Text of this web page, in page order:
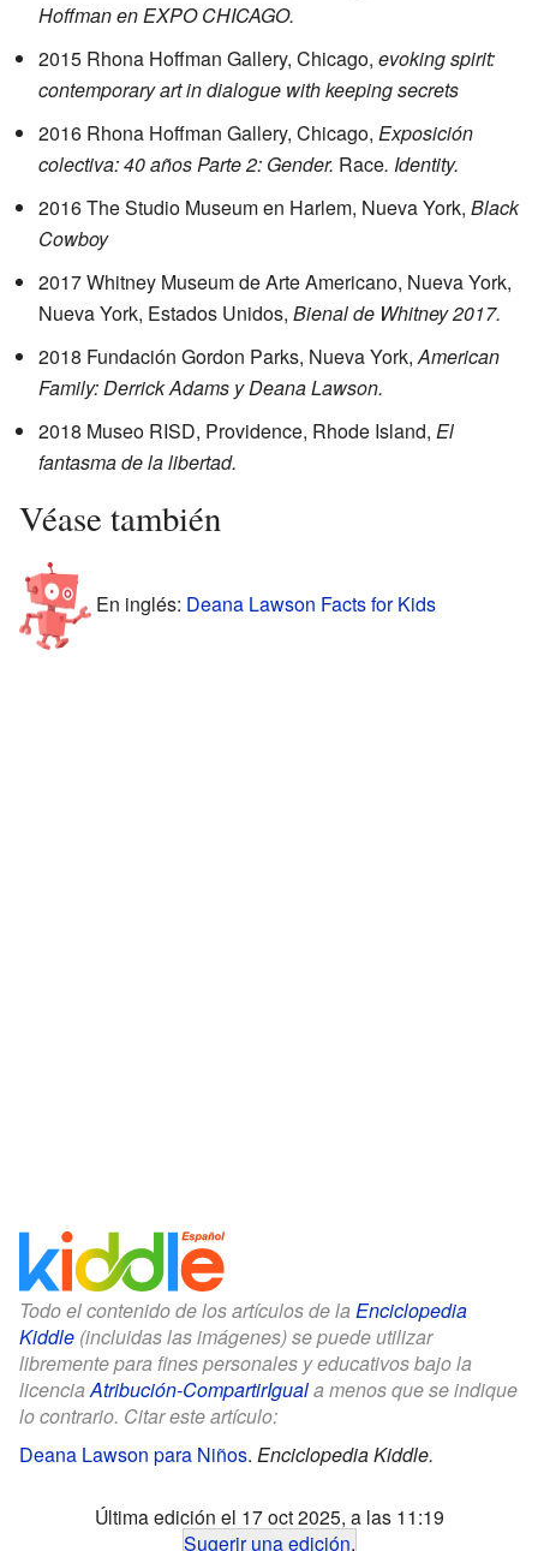
Hoffman en EXPO CHICAGO.
2015 Rhona Hoffman Gallery, Chicago, evoking spirit:
contemporary art in dialogue with keeping secrets
2016 Rhona Hoffman Gallery, Chicago, Exposición
colectiva: 40 años Parte 2: Gender. Race. Identity.
2016 The Studio Museum en Harlem, Nueva York, Black
Cowboy
2017 Whitney Museum de Arte Americano, Nueva York,
Nueva York, Estados Unidos, Bienal de Whitney 2017.
2018 Fundación Gordon Parks, Nueva York,American
Family: Derrick Adams y Deana Lawson.
2018 Museo RISD, Providence, Rhode Island, El
fantasma de la libertad.
Véase también
En inglés: Deana Lawson Facts for Kids
Todo el contenido de los artículos de la Enciclopedia
Kiddle (incluidas las imágenes) se puede utilizar
libremente para fines personales y educativos bajo la
licenciaAtribución-CompartirIguala menos que se indique
lo contrario. Citar este artículo:
Deana Lawson para Niños. Enciclopedia Kiddle.
Última edición el 17 oct 2025, a las 11:19
Sugerir una edición.